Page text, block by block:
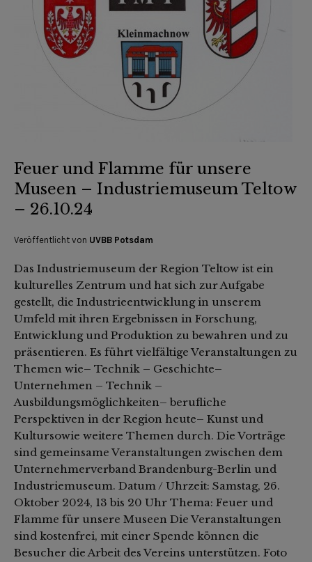
Feuer und Flamme für unsere
Museen – Industriemuseum Teltow
– 26.10.24
Veröffentlicht von UVBB Potsdam
Das Industriemuseum der Region Teltow ist ein
kulturelles Zentrum und hat sich zur Aufgabe
gestellt, die Industrieentwicklung in unserem
Umfeld mit ihren Ergebnissen in Forschung,
Entwicklung und Produktion zu bewahren und zu
präsentieren. Es führt vielfältige Veranstaltungen zu
Themen wie– Technik – Geschichte–
Unternehmen – Technik –
Ausbildungsmöglichkeiten– berufliche
Perspektiven in der Region heute– Kunst und
Kultursowie weitere Themen durch. Die Vorträge
sind gemeinsame Veranstaltungen zwischen dem
Unternehmerverband Brandenburg-Berlin und
Industriemuseum. Datum / Uhrzeit: Samstag, 26.
Oktober 2024, 13 bis 20 Uhr Thema: Feuer und
Flamme für unsere Museen Die Veranstaltungen
sind kostenfrei, mit einer Spende können die
Besucher die Arbeit des Vereins unterstützen. Foto